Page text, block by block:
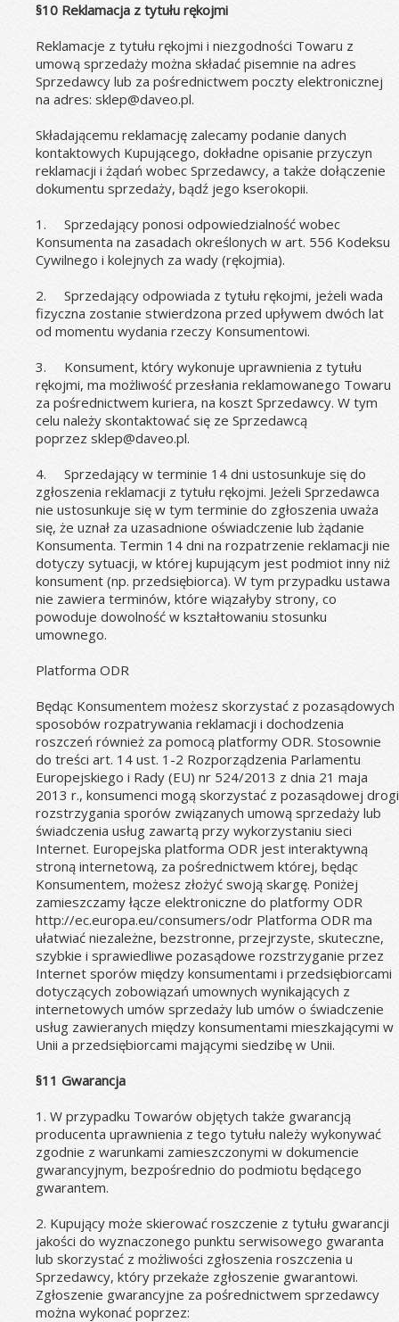
§10 Reklamacja z tytułu rękojmi
Reklamacje z tytułu rękojmi i niezgodności Towaru z
umową sprzedaży można składać pisemnie na adres
Sprzedawcy lub za pośrednictwem poczty elektronicznej
na adres: sklep@daveo.pl.
Składającemu reklamację zalecamy podanie danych
kontaktowych Kupującego, dokładne opisanie przyczyn
reklamacji i żądań wobec Sprzedawcy, a także dołączenie
dokumentu sprzedaży, bądź jego kserokopii.
1.
Sprzedający ponosi odpowiedzialność wobec
Konsumenta na zasadach określonych w art. 556 Kodeksu
Cywilnego i kolejnych za wady (rękojmia).
2.
Sprzedający odpowiada z tytułu rękojmi, jeżeli wada
fizyczna zostanie stwierdzona przed upływem dwóch lat
od momentu wydania rzeczy Konsumentowi.
3.
Konsument, który wykonuje uprawnienia z tytułu
rękojmi, ma możliwość przesłania reklamowanego Towaru
za pośrednictwem kuriera, na koszt Sprzedawcy. W tym
celu należy skontaktować się ze Sprzedawcą
poprzez sklep@daveo.pl.
4.
Sprzedający w terminie 14 dni ustosunkuje się do
zgłoszenia reklamacji z tytułu rękojmi. Jeżeli Sprzedawca
nie ustosunkuje się w tym terminie do zgłoszenia uważa
się, że uznał za uzasadnione oświadczenie lub żądanie
Konsumenta. Termin 14 dni na rozpatrzenie reklamacji nie
dotyczy sytuacji, w której kupującym jest podmiot inny niż
konsument (np. przedsiębiorca). W tym przypadku ustawa
nie zawiera terminów, które wiązałyby strony, co
powoduje dowolność w kształtowaniu stosunku
umownego.
Platforma ODR
Będąc Konsumentem możesz skorzystać z pozasądowych
sposobów rozpatrywania reklamacji i dochodzenia
roszczeń również za pomocą platformy ODR. Stosownie
do treści art. 14 ust. 1-2 Rozporządzenia Parlamentu
Europejskiego i Rady (EU) nr 524/2013 z dnia 21 maja
2013 r., konsumenci mogą skorzystać z pozasądowej drogi
rozstrzygania sporów związanych umową sprzedaży lub
świadczenia usług zawartą przy wykorzystaniu sieci
Internet. Europejska platforma ODR jest interaktywną
stroną internetową, za pośrednictwem której, będąc
Konsumentem, możesz złożyć swoją skargę. Poniżej
zamieszczamy łącze elektroniczne do platformy ODR
http://ec.europa.eu/consumers/odr Platforma ODR ma
ułatwiać niezależne, bezstronne, przejrzyste, skuteczne,
szybkie i sprawiedliwe pozasądowe rozstrzyganie przez
Internet sporów między konsumentami i przedsiębiorcami
dotyczących zobowiązań umownych wynikających z
internetowych umów sprzedaży lub umów o świadczenie
usług zawieranych między konsumentami mieszkającymi w
Unii a przedsiębiorcami mającymi siedzibę w Unii.
§11 Gwarancja
1. W przypadku Towarów objętych także gwarancją
producenta uprawnienia z tego tytułu należy wykonywać
zgodnie z warunkami zamieszczonymi w dokumencie
gwarancyjnym, bezpośrednio do podmiotu będącego
gwarantem.
2. Kupujący może skierować roszczenie z tytułu gwarancji
jakości do wyznaczonego punktu serwisowego gwaranta
lub skorzystać z możliwości zgłoszenia roszczenia u
Sprzedawcy, który przekaże zgłoszenie gwarantowi.
Zgłoszenie gwarancyjne za pośrednictwem sprzedawcy
można wykonać poprzez: